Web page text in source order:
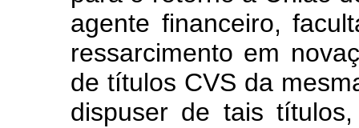
agente financeiro,
ressarcimento em
de títulos CVS da
dispuser de tais